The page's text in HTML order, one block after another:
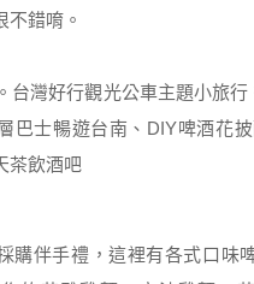
不錯唷。
購伴手禮，這裡有各式口味